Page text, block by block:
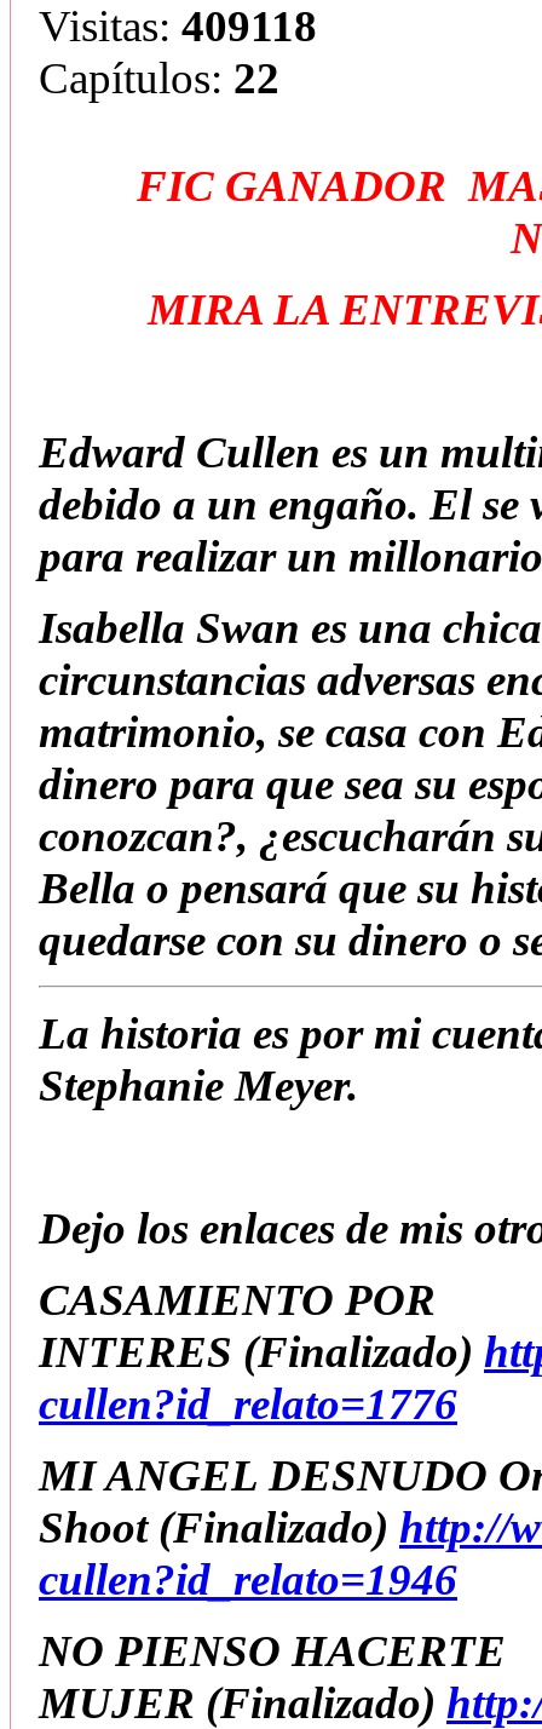
Visitas: 409118
Capítulos: 22
FIC GANADOR
MIRA LA
Edward Cullen es un
debido a un engaño. El se
para realizar un
Isabella Swan es una
circunstancias adversas
matrimonio, se casa con
dinero para que sea su
conozcan?, ¿escucharán
Bella o pensará que su
quedarse con su dinero o
La historia es por mi
Stephanie Meyer.
Dejo los enlaces de mis
CASAMIENTO POR
INTERES (Finalizado)
cullen?id_relato=1776
MI ANGEL DESNUDO
Shoot (Finalizado) http://
cullen?id_relato=1946
NO PIENSO HACERTE
MUJER (Finalizado)